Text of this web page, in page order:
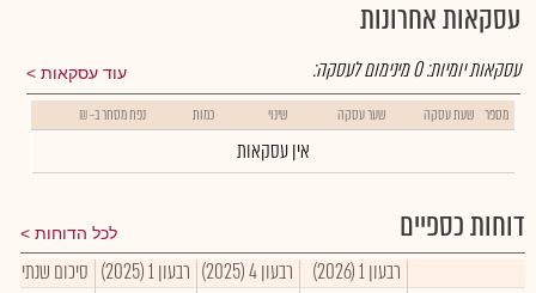
עסקאות אחרונות
עוד עסקאות עסקאות יומיות:0מינימום לעסקה:
מספר שעת עסקה שער עסקה שינוי כמות נפח מסחר ב- ₪
אין עסקאות
דוחות כספיים לכל הדוחות
רבעון 1 (2026) רבעון 4 (2025) רבעון 1 (2025)
סיכום שנתי 2025